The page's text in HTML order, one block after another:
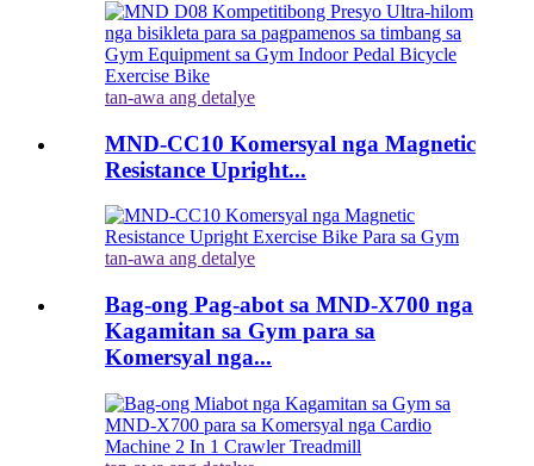
tan-awa ang detalye
MND-CC10 Komersyal nga Magnetic
Resistance Upright...
tan-awa ang detalye
Bag-ong Pag-abot sa MND-X700 nga
Kagamitan sa Gym para sa
Komersyal nga...